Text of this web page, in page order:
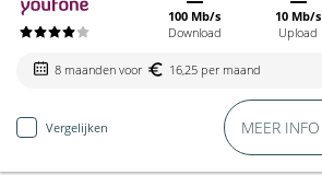
100 Mb/s
Download
10 Mb/s
Upload
8 maanden voor 16,25 per maand
Vergelijken MEER INFO